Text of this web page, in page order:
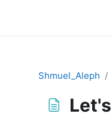
Shmuel_Aleph